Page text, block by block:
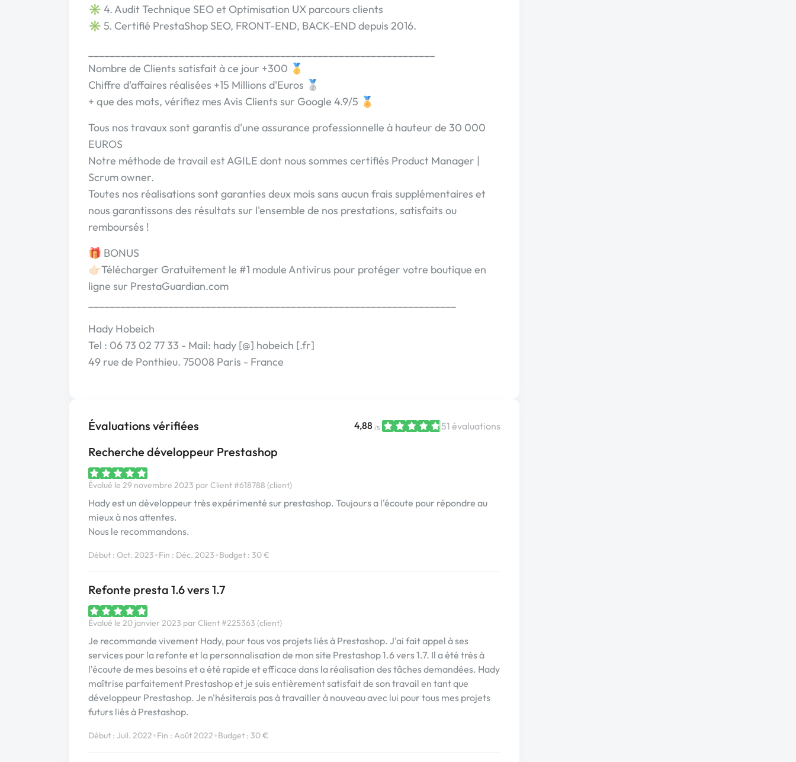
✳️ 4. Audit Technique SEO et Optimisation UX parcours clients
✳️ 5. Certifié PrestaShop SEO, FRONT-END, BACK-END depuis 2016.
Nombre de Clients satisfait à ce jour +300 🥇
Chiffre d'affaires réalisées +15 Millions d'Euros 🥈
+ que des mots, vérifiez mes Avis Clients sur Google 4.9/5 🏅
Tous nos travaux sont garantis d'une assurance professionnelle à hauteur de 30 000
EUROS
Notre méthode de travail est AGILE dont nous sommes certifiés Product Manager |
Scrum owner.
Toutes nos réalisations sont garanties deux mois sans aucun frais supplémentaires et
nous garantissons des résultats sur l'ensemble de nos prestations, satisfaits ou
remboursés !
🎁 BONUS
👉🏻Télécharger Gratuitement le #1 module Antivirus pour protéger votre boutique en
ligne sur PrestaGuardian.com
Hady Hobeich
Tel : 06 73 02 77 33 - Mail: hady [@] hobeich [.fr]
49 rue de Ponthieu. 75008 Paris - France
Évaluations vérifiées 4,88 /5 51 évaluations
Recherche développeur Prestashop
Évalué le 29 novembre 2023 par Client #618788 (client)
Hady est un développeur très expérimenté sur prestashop. Toujours a l'écoute pour répondre au
mieux à nos attentes.
Nous le recommandons.
Début : Oct. 2023•Fin : Déc. 2023•Budget : 30 €
Refonte presta 1.6 vers 1.7
Évalué le 20 janvier 2023 par Client #225363 (client)
Je recommande vivement Hady, pour tous vos projets liés à Prestashop. J'ai fait appel à ses
services pour la refonte et la personnalisation de mon site Prestashop 1.6 vers 1.7. Il a été très à
l'écoute de mes besoins et a été rapide et efficace dans la réalisation des tâches demandées. Hady
maîtrise parfaitement Prestashop et je suis entièrement satisfait de son travail en tant que
développeur Prestashop. Je n'hésiterais pas à travailler à nouveau avec lui pour tous mes projets
futurs liés à Prestashop.
Début : Juil. 2022•Fin : Août 2022•Budget : 30 €